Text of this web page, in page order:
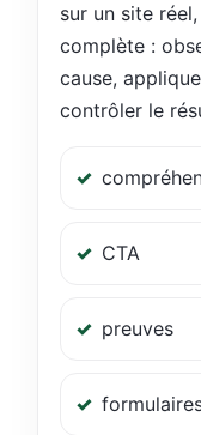
sur un site
complète :
cause,
contrôler le
CTA
preuves